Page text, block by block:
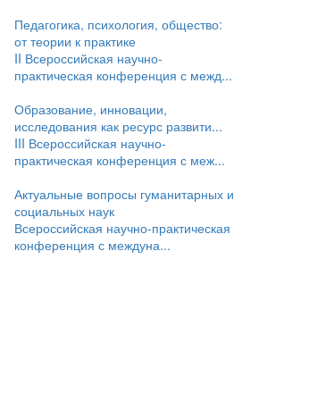
Педагогика, психология, общество:
от теории к практике
II Всероссийская научно-
практическая конференция с межд...
Образование, инновации,
исследования как ресурс развити...
III Всероссийская научно-
практическая конференция с меж...
Актуальные вопросы гуманитарных и
социальных наук
Всероссийская научно-практическая
конференция с междуна...